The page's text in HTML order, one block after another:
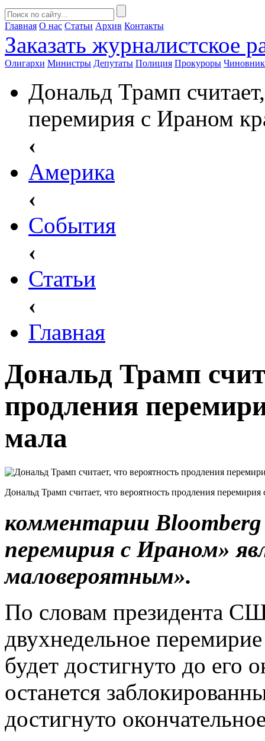
Главная О нас Статьи Архив Контакты
Заказать журналистское
Олигархи Министры Депутаты Полиция Прокуроры
Дональд Трамп
перемирия с Ираном
‹
Америка
‹
События
‹
Статьи
‹
Главная
Дональд Трамп
продления
мала
Дональд Трамп считает, что вероятность продления
комментарии Bloomberg
перемирия с Ираном»
маловероятным».
По словам президента
двухнедельное
будет достигнуто до его
останется
достигнуто